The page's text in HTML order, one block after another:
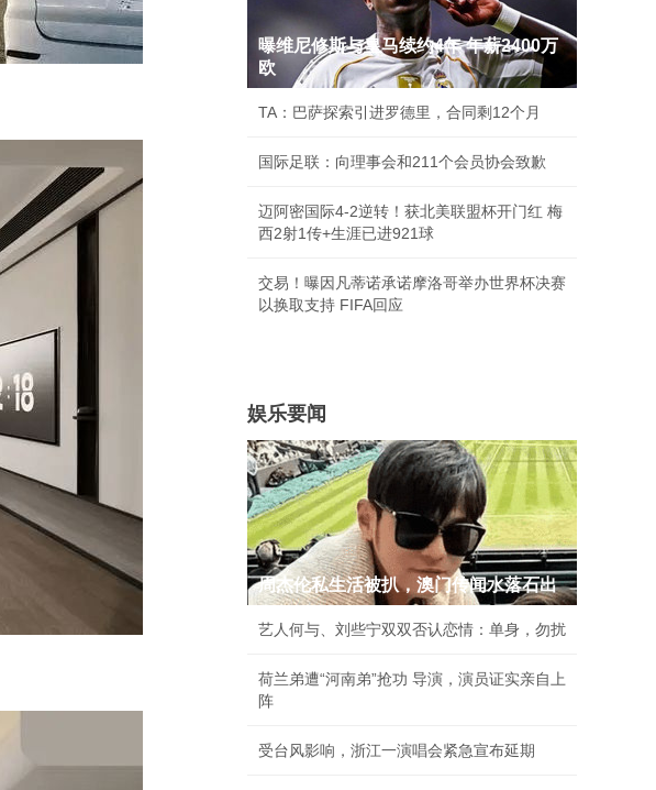
曝维尼修斯与皇马续约4年 年薪2400万
欧
TA：巴萨探索引进罗德里，合同剩12个月
国际足联：向理事会和211个会员协会致歉
迈阿密国际4-2逆转！获北美联盟杯开门红 梅
西2射1传+生涯已进921球
交易！曝因凡蒂诺承诺摩洛哥举办世界杯决赛
以换取支持 FIFA回应
娱乐要闻
周杰伦私生活被扒，澳门传闻水落石出
艺人何与、刘些宁双双否认恋情：单身，勿扰
荷兰弟遭“河南弟”抢功 导演，演员证实亲自上
阵
受台风影响，浙江一演唱会紧急宣布延期